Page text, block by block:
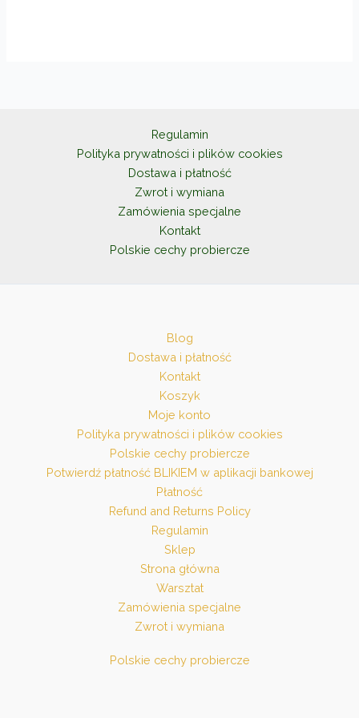
na
stronie
produktu
Regulamin
Polityka prywatności i plików cookies
Dostawa i płatność
Zwrot i wymiana
Zamówienia specjalne
Kontakt
Polskie cechy probiercze
Blog
Dostawa i płatność
Kontakt
Koszyk
Moje konto
Polityka prywatności i plików cookies
Polskie cechy probiercze
Potwierdź płatność BLIKIEM w aplikacji bankowej
Płatność
Refund and Returns Policy
Regulamin
Sklep
Strona główna
Warsztat
Zamówienia specjalne
Zwrot i wymiana
Polskie cechy probiercze